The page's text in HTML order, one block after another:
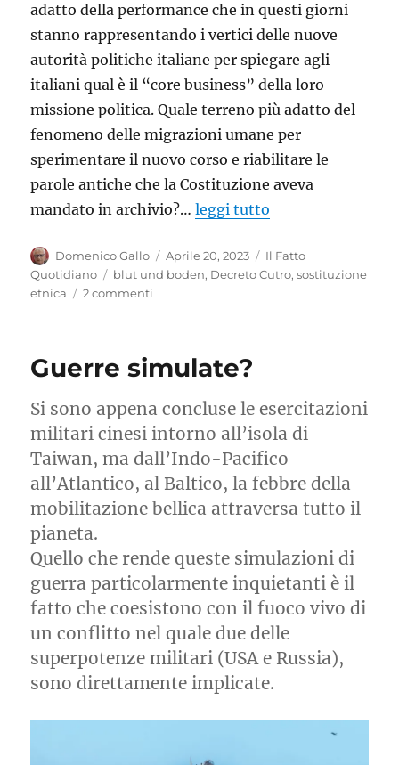
adatto della performance che in questi giorni
stanno rappresentando i vertici delle nuove
autorità politiche italiane per spiegare agli
italiani qual è il “core business” della loro
missione politica. Quale terreno più adatto del
fenomeno delle migrazioni umane per
sperimentare il nuovo corso e riabilitare le
parole antiche che la Costituzione aveva
mandato in archivio?…leggi tutto
Autore
Domenico Gallo
Pubblicato
il
Aprile 20, 2023 Categorie
Il Fatto
Quotidiano
Tag
blut und boden, Decreto Cutro,sostituzione
etnica
2 commenti
Guerre simulate?
Si sono appena concluse le esercitazioni
militari cinesi intorno all’isola di
Taiwan, ma dall’Indo-Pacifico
all’Atlantico, al Baltico, la febbre della
mobilitazione bellica attraversa tutto il
pianeta.
Quello che rende queste simulazioni di
guerra particolarmente inquietanti è il
fatto che coesistono con il fuoco vivo di
un conflitto nel quale due delle
superpotenze militari (USA e Russia),
sono direttamente implicate.